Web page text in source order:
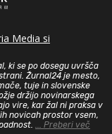
Media si
ki se po dosegu uvršča
Žurnal24 je mesto,
tuje in slovenske
držijo novinarskega
vire, kar žal ni praksa v
novicah prostor vsem,
... Preberi več